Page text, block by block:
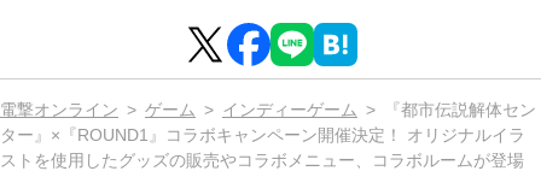
電撃オンライン ゲーム インディーゲーム
『都市伝説解体セン
ター』×『ROUND1』コラボキャンペーン開催決定！ オリジナルイラ
ストを使用したグッズの販売やコラボメニュー、コラボルームが登場